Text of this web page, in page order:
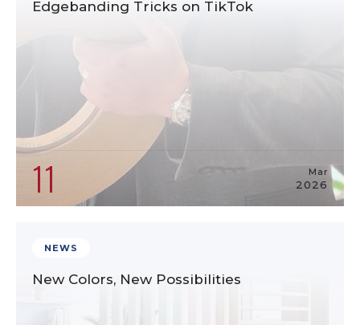
Edgebanding Tricks on TikTok
11 Mar
2026
NEWS
New Colors, New Possibilities